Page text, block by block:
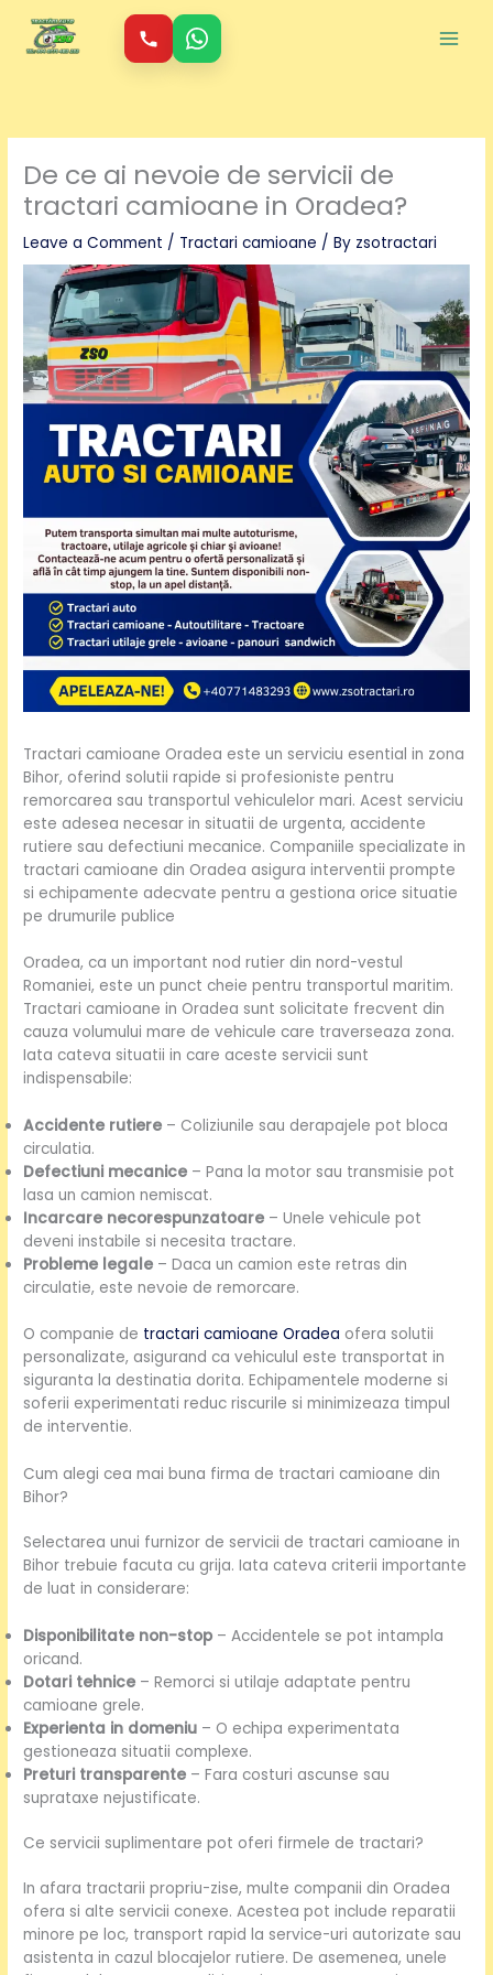
content
De ce ai nevoie de servicii de
tractari camioane in Oradea?
Leave a Comment / Tractari camioane / By zsotractari
Tractari camioane Oradea este un serviciu esential in zona
Bihor, oferind solutii rapide si profesioniste pentru
remorcarea sau transportul vehiculelor mari. Acest serviciu
este adesea necesar in situatii de urgenta, accidente
rutiere sau defectiuni mecanice. Companiile specializate in
tractari camioane din Oradea asigura interventii prompte
si echipamente adecvate pentru a gestiona orice situatie
pe drumurile publice
Oradea, ca un important nod rutier din nord-vestul
Romaniei, este un punct cheie pentru transportul maritim.
Tractari camioane in Oradea sunt solicitate frecvent din
cauza volumului mare de vehicule care traverseaza zona.
Iata cateva situatii in care aceste servicii sunt
indispensabile:
Accidente rutiere – Coliziunile sau derapajele pot bloca
circulatia.
Defectiuni mecanice – Pana la motor sau transmisie pot
lasa un camion nemiscat.
Incarcare necorespunzatoare – Unele vehicule pot
deveni instabile si necesita tractare.
Probleme legale – Daca un camion este retras din
circulatie, este nevoie de remorcare.
O companie de tractari camioane Oradea ofera solutii
personalizate, asigurand ca vehiculul este transportat in
siguranta la destinatia dorita. Echipamentele moderne si
soferii experimentati reduc riscurile si minimizeaza timpul
de interventie.
Cum alegi cea mai buna firma de tractari camioane din
Bihor?
Selectarea unui furnizor de servicii de tractari camioane in
Bihor trebuie facuta cu grija. Iata cateva criterii importante
de luat in considerare:
Disponibilitate non-stop – Accidentele se pot intampla
oricand.
Dotari tehnice – Remorci si utilaje adaptate pentru
camioane grele.
Experienta in domeniu – O echipa experimentata
gestioneaza situatii complexe.
Preturi transparente – Fara costuri ascunse sau
suprataxe nejustificate.
Ce servicii suplimentare pot oferi firmele de tractari?
In afara tractarii propriu-zise, multe companii din Oradea
ofera si alte servicii conexe. Acestea pot include reparatii
minore pe loc, transport rapid la service-uri autorizate sau
asistenta in cazul blocajelor rutiere. De asemenea, unele